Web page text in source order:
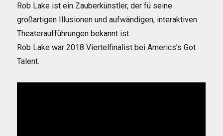
Rob Lake ist ein Zauberkünstler, der fü seine
großartigen Illusionen und aufwändigen, interaktiven
Theateraufführungen bekannt ist.
Rob Lake war 2018 Viertelfinalist bei Americs’s Got
Talent.